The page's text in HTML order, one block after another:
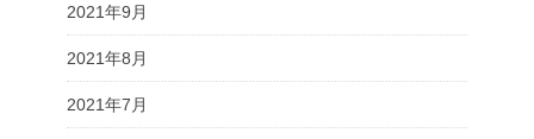
2021年9月
2021年8月
2021年7月